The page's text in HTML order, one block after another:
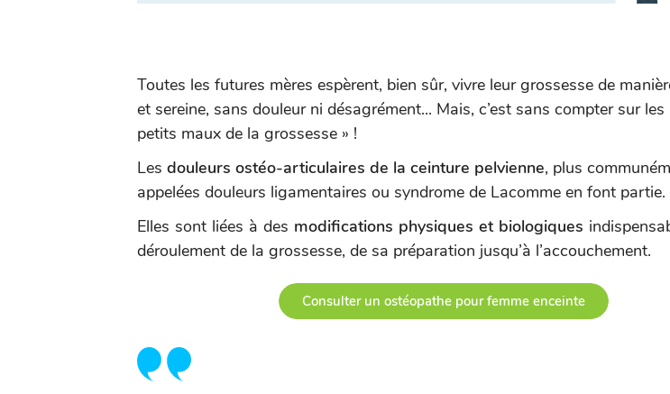
Toutes les futures mères espèrent, bien sûr, vivre leur grossesse de
et sereine, sans douleur ni désagrément... Mais, c’est sans compter sur les
petits maux de la grossesse » !
Les douleurs ostéo-articulaires de la ceinture pelvienne, plus
appelées douleurs ligamentaires ou syndrome de Lacomme en font partie.
Elles sont liées à des modifications physiques et biologiques
déroulement de la grossesse, de sa préparation jusqu’à l’accouchement.
Consulter un ostéopathe pour femme enceinte